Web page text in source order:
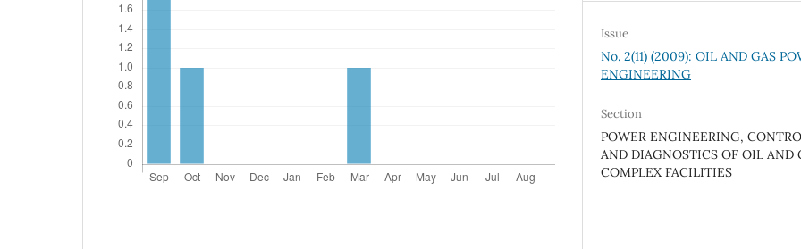
Issue
No. 2(11) (2009): OIL AND GAS
ENGINEERING
Section
POWER ENGINEERING,
AND DIAGNOSTICS OF OIL AND
COMPLEX FACILITIES